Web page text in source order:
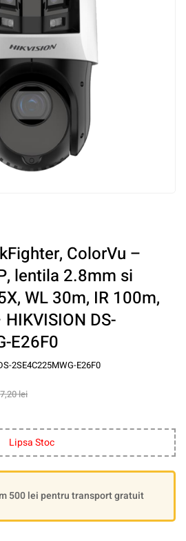
ColorVu –
lentila 2.8mm si
WL 30m, IR 100m,
DS-
E26F0
2SE4C225MWG-E26F0
lei
Lipsa Stoc
500 lei pentru transport gratuit